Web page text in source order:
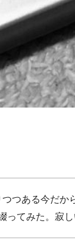
つある今だ
ってみた。寂